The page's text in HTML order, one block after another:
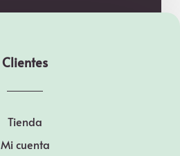
Clientes
Tienda
Mi cuenta